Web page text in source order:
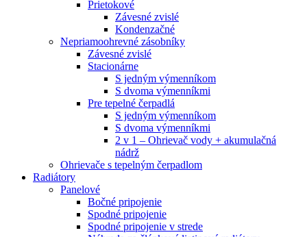
Prietokové
Závesné zvislé
Kondenzačné
Nepriamoohrevné zásobníky
Závesné zvislé
Stacionárne
S jedným výmenníkom
S dvoma výmenníkmi
Pre tepelné čerpadlá
S jedným výmenníkom
S dvoma výmenníkmi
2 v 1 – Ohrievač vody + akumulačná
nádrž
Ohrievače s tepelným čerpadlom
Radiátory
Panelové
Bočné pripojenie
Spodné pripojenie
Spodné pripojenie v strede